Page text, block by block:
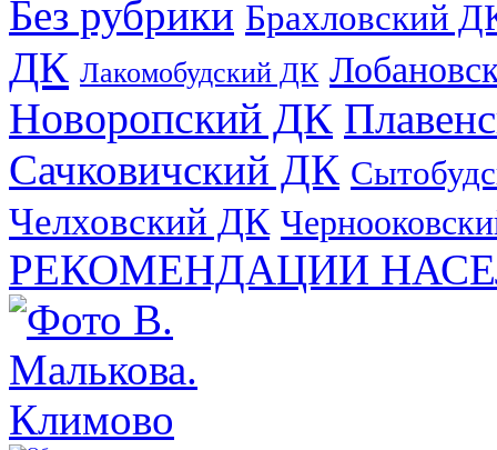
Без рубрики Брахловский
ДК Лакомобудский ДК
Новоропский ДК
Сачковичский ДК
Челховский ДК
РЕКОМЕНДАЦИИ